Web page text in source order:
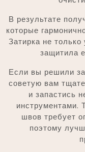
В результате
которые
Затирка не
защитила
Если вы решили
советую вам
и запастись
инструментами.
швов требует
поэтому